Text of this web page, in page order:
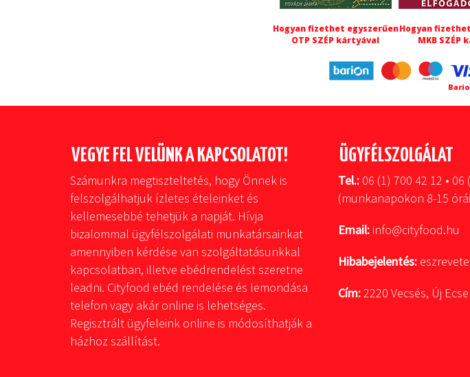
Hogyan fizethet egyszerűen
OTP SZÉP kártyával
Hogyan
MKB SZÉP
VEGYE FEL VELÜNK A KAPCSOLATOT!
Számunkra megtiszteltetés, hogy Önnek is
felszolgálhatjuk ízletes ételeinket és
kellemesebbé tehetjük a napját. Hívja
bizalommal ügyfélszolgálati munkatársainkat
amennyiben kérdése van szolgáltatásunkkal
kapcsolatban, illetve ebédrendelést szeretne
leadni. Cityfood ebéd rendelése és lemondása
telefon vagy akár online is lehetséges.
Regisztrált ügyfeleink online is módosíthatják a
házhoz szállítást.
ÜGYFÉLSZOLGÁLAT
Tel.: 06 (1) 700 42 12 • 06
(munkanapokon 8-15
Email: info@cityfood.hu
Hibabejelentés:
Cím:2220 Vecsés, Új